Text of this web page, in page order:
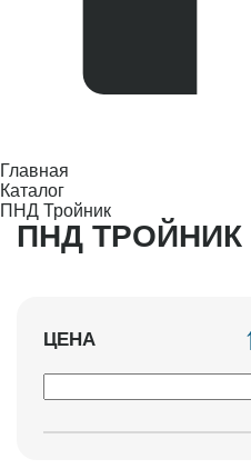
Главная
Каталог
ПНД Тройник
ПНД ТРОЙНИК
ЦЕНА